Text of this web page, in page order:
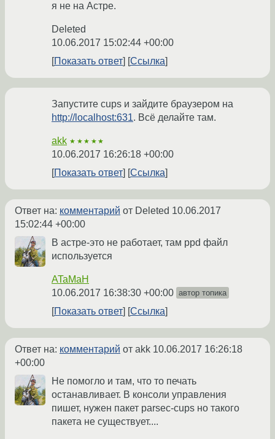
я не на Астре.
Deleted
10.06.2017 15:02:44 +00:00
Показать ответ
Ссылка
Запустите cups и зайдите браузером на
http://localhost:631. Всё делайте там.
akk ★★★★★
10.06.2017 16:26:18 +00:00
Показать ответ
Ссылка
Ответ на: комментарий от Deleted 10.06.2017
15:02:44 +00:00
В астре-это не работает, там ppd файл
используется
ATaMaH
10.06.2017 16:38:30 +00:00 автор топика
Показать ответ Ссылка
Ответ на: комментарий от akk 10.06.2017 16:26:18
+00:00
Не помогло и там, что то печать
останавливает. В консоли управления
пишет, нужен пакет parsec-cups но такого
пакета не существует....